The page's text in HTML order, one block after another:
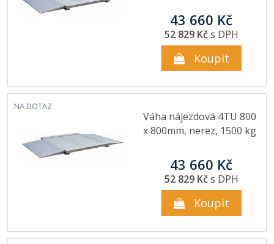
43 660 Kč
52 829 Kčs DPH
Koupit
NA DOTAZ
Váha nájezdová 4TU 800
x 800mm, nerez, 1500 kg
43 660 Kč
52 829 Kčs DPH
Koupit